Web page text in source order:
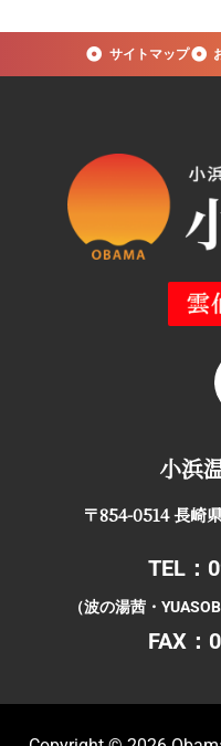
サイトマップ
小浜
〒854-0514 長崎
TEL：
（波の湯茜・
FAX：